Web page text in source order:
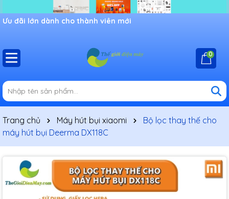
Ưu đãi lớn dành cho thành viên mới
0
Trang chủ Máy hút bụi xiaomi
Bộ lọc thay thế cho
máy hút bụi Deerma DX118C